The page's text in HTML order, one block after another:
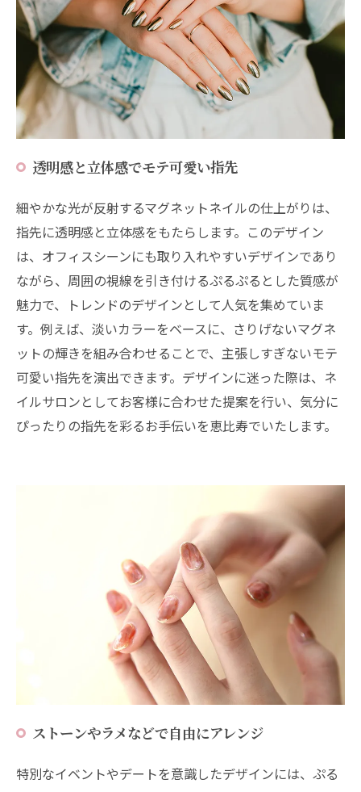
透明感と立体感でモテ可愛い指先
細やかな光が反射するマグネットネイルの仕上がりは、
指先に透明感と立体感をもたらします。このデザイン
は、オフィスシーンにも取り入れやすいデザインであり
ながら、周囲の視線を引き付けるぷるぷるとした質感が
魅力で、トレンドのデザインとして人気を集めていま
す。例えば、淡いカラーをベースに、さりげないマグネ
ットの輝きを組み合わせることで、主張しすぎないモテ
可愛い指先を演出できます。デザインに迷った際は、ネ
イルサロンとしてお客様に合わせた提案を行い、気分に
ぴったりの指先を彩るお手伝いを恵比寿でいたします。
ストーンやラメなどで自由にアレンジ
特別なイベントやデートを意識したデザインには、ぷる